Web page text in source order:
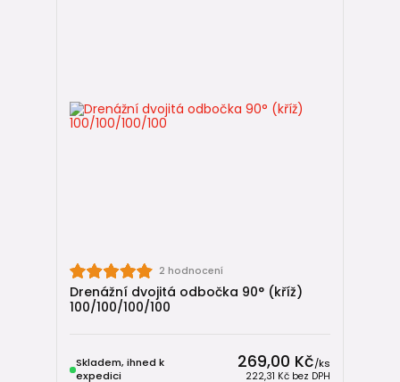
2 hodnocení
Drenážní dvojitá odbočka 90° (kříž)
100/100/100/100
269,00 Kč/ks
222,31 Kč bez DPH
Skladem, ihned k
expedici